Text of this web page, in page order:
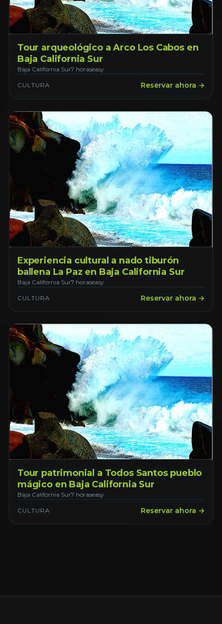
Tour arqueológico a Arco Los Cabos en
Baja California Sur
Baja California Sur7 horaseasy
CULTURA Reservar ahora →
Experiencia cultural a nado tiburón
ballena La Paz en Baja California Sur
Baja California Sur7 horaseasy
CULTURA Reservar ahora →
Tour patrimonial a Todos Santos pueblo
mágico en Baja California Sur
Baja California Sur7 horaseasy
CULTURA Reservar ahora →